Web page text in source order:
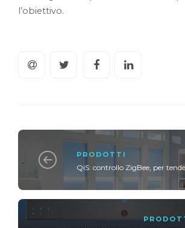
l’obiettivo.
PRODOTTI
QiS: controllo ZigBee, per